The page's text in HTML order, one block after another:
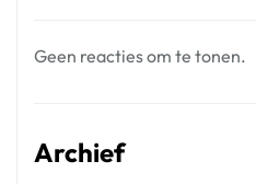
Geen reacties om te tonen.
Archief